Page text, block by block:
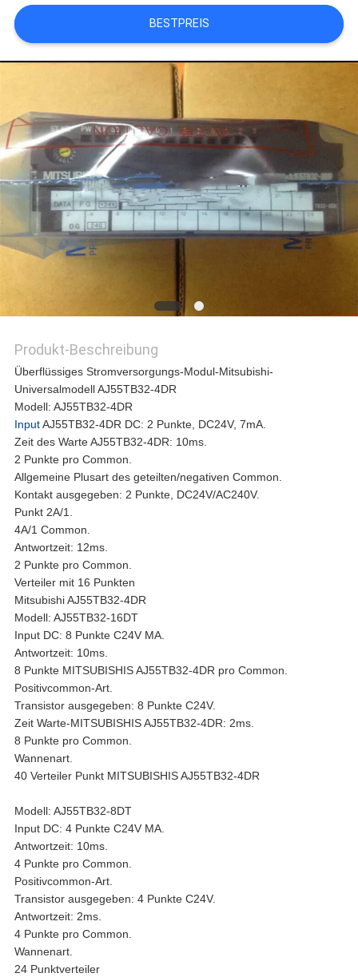
ALLE
FÄLLE
REFERENZEN
SITEMAP
PRIVACY
BESTPREIS
Produkt-Beschreibung
Überflüssiges Stromversorgungs-Modul-Mitsubishi-
Universalmodell AJ55TB32-4DR
Modell: AJ55TB32-4DR
InputAJ55TB32-4DR DC: 2 Punkte, DC24V, 7mA.
Zeit des Warte AJ55TB32-4DR: 10ms.
2 Punkte pro Common.
Allgemeine Plusart des geteilten/negativen Common.
Kontakt ausgegeben: 2 Punkte, DC24V/AC240V.
Punkt 2A/1.
4A/1 Common.
Antwortzeit: 12ms.
2 Punkte pro Common.
Verteiler mit 16 Punkten
Mitsubishi AJ55TB32-4DR
Modell: AJ55TB32-16DT
Input DC: 8 Punkte C24V MA.
Antwortzeit: 10ms.
8 Punkte MITSUBISHIS AJ55TB32-4DR pro Common.
Positivcommon-Art.
Transistor ausgegeben: 8 Punkte C24V.
Zeit Warte-MITSUBISHIS AJ55TB32-4DR: 2ms.
8 Punkte pro Common.
Wannenart.
40 Verteiler Punkt MITSUBISHIS AJ55TB32-4DR
Modell: AJ55TB32-8DT
Input DC: 4 Punkte C24V MA.
Antwortzeit: 10ms.
4 Punkte pro Common.
Positivcommon-Art.
Transistor ausgegeben: 4 Punkte C24V.
Antwortzeit: 2ms.
4 Punkte pro Common.
Wannenart.
24 Punktverteiler